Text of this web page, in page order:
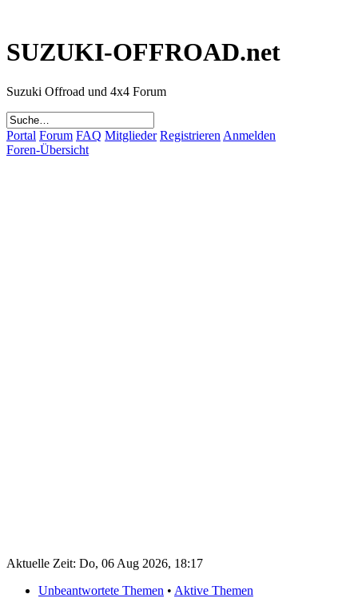
SUZUKI-OFFROAD.net
Suzuki Offroad und 4x4 Forum
Portal Forum FAQ Mitglieder Registrieren Anmelden
Foren-Übersicht
Aktuelle Zeit: Do, 06 Aug 2026, 18:17
Unbeantwortete Themen • Aktive Themen